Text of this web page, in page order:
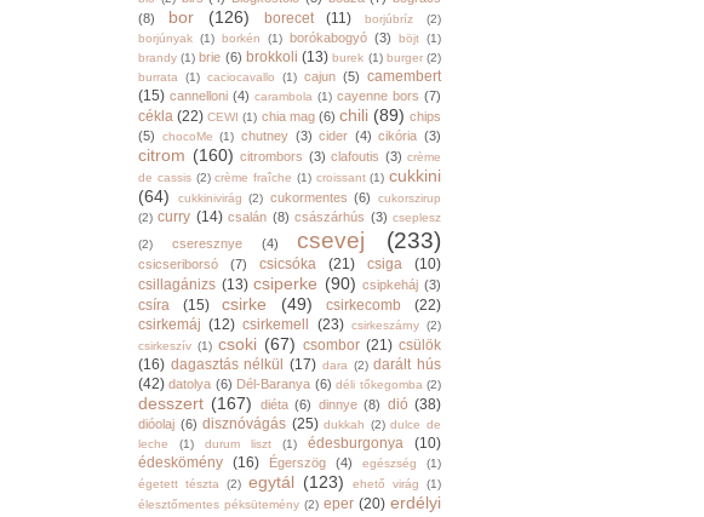
(8)
bor (126) borecet (11) borjúbríz
(2)
borjúnyak (1) borkén (1) borókabogyó (3) böjt (1)
brandy (1) brie (6) brokkoli (13) burek (1) burger (2)
burrata
(1) caciocavallo (1) cajun (5) camembert
(15) cannelloni (4) carambola (1) cayenne bors (7)
cékla (22) CEWI (1) chia mag (6) chili (89) chips
(5)
chocoMe (1) chutney (3) cider (4) cikória (3)
citrom (160) citrombors (3) clafoutis (3) crème
de cassis (2) crème fraîche (1) croissant (1) cukkini
(64)
cukkinivirág (2) cukormentes (6)
cukorszirup
(2) curry (14) csalán (8) császárhús (3) cseplesz
(2)
cseresznye (4) csevej (233)
csicseriborsó (7) csicsóka (21) csiga
(10)
csillagánizs (13) csiperke (90) csipkeháj (3)
csíra (15) csirke (49) csirkecomb
(22)
csirkemáj (12) csirkemell (23) csirkeszárny (2)
csirkeszív (1) csoki (67) csombor (21) csülök
(16) dagasztás nélkül (17) dara (2) darált hús
(42) datolya (6) Dél-Baranya (6) déli tőkegomba (2)
desszert (167) diéta (6) dinnye (8) dió (38)
dióolaj (6) disznóvágás (25) dukkah (2) dulce de
leche
(1) durum liszt (1) édesburgonya
(10)
édeskömény (16) Égerszög (4) egészség
(1)
égetett tészta
(2) egytál (123) ehető virág
(1)
élesztőmentes péksütemény (2) eper (20) erdélyi